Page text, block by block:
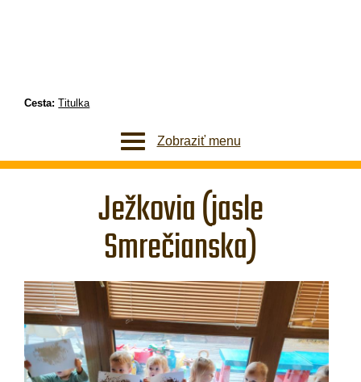
Cesta:Titulka
Zobraziť menu
Ježkovia (jasle
Smrečianska)